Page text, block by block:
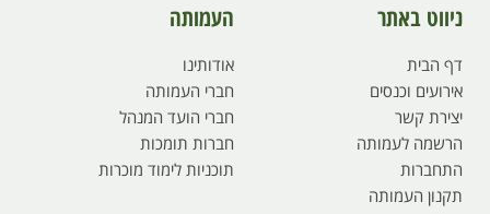
ניווט באתר
דף הבית
אירועים וכנסים
יצירת קשר
הרשמה לעמותה
התחברות
תקנון העמותה
העמותה
אודותינו
חברי העמותה
חברי הועד המנהל
חברות תומכות
תוכניות לימוד מוכרות